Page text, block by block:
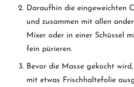
Daraufhin die eingeweichten
und zusammen mit allen
Mixer oder in einer Schüssel
fein pürieren.
Bevor die Masse gekocht
mit etwas Frischhaltefolie